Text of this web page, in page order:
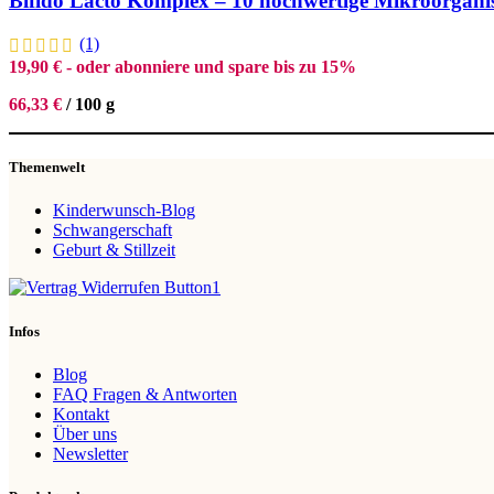
(1)
19,90 € - oder abonniere und spare bis zu 15%
66,33 € / 100 g
Themenwelt
Kinderwunsch-Blog
Schwangerschaft
Geburt & Stillzeit
Infos
Blog
FAQ Fragen & Antworten
Kontakt
Über uns
Newsletter